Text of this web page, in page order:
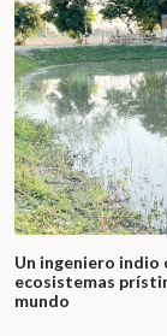
Un ingeniero indio
ecosistemas
mundo